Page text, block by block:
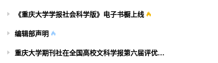
《重庆大学学报社会科学版》电子书橱上线
编辑部声明
重庆大学期刊社在全国高校文科学报第六届评优活动中获佳绩